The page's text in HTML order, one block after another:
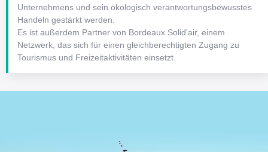
Unternehmens und sein ökologisch verantwortungsbewusstes
Handeln gestärkt werden.
Es ist außerdem Partner von Bordeaux Solid'air, einem
Netzwerk, das sich für einen gleichberechtigten Zugang zu
Tourismus und Freizeitaktivitäten einsetzt.